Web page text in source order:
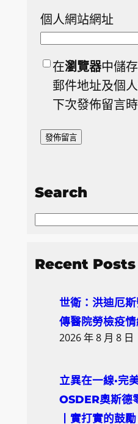
個人網站網址
在瀏覽器中儲
郵件地址及個
下次發佈留言
Search
S
a
Recent Posts
世衛：洪迪厄
傳醫院勞檢疫
2026 年 8 月 8 日
立異在一線·完
OSDER奧斯德
丨實打實的鼓